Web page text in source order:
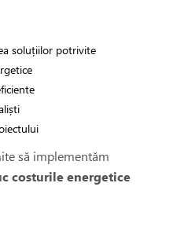
soluțiilor potrivite
să implementăm
costurile energetice